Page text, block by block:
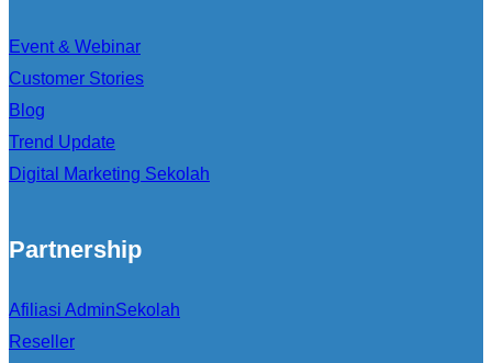
Event & Webinar
Customer Stories
Blog
Trend Update
Digital Marketing Sekolah
Partnership
Afiliasi AdminSekolah
Reseller